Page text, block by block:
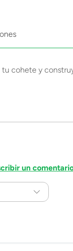
tu cohete y
un